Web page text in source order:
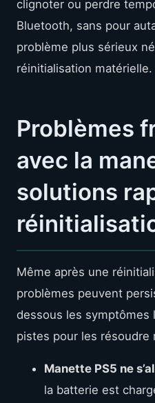
clignoter ou perdre
Bluetooth, sans pour
problème plus sérieux
réinitialisation matérielle.
Problèmes
avec la
solutions
Même après une
problèmes peuvent
dessous les symptômes
pistes pour les résoudre
Manette PS5 ne
la batterie est